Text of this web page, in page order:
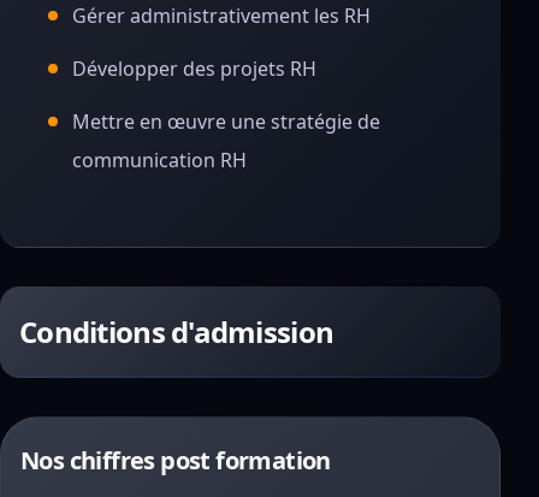
Gérer administrativement les RH
Développer des projets RH
Mettre en œuvre une stratégie de
communication RH
Conditions d'admission
Nos chiffres post formation